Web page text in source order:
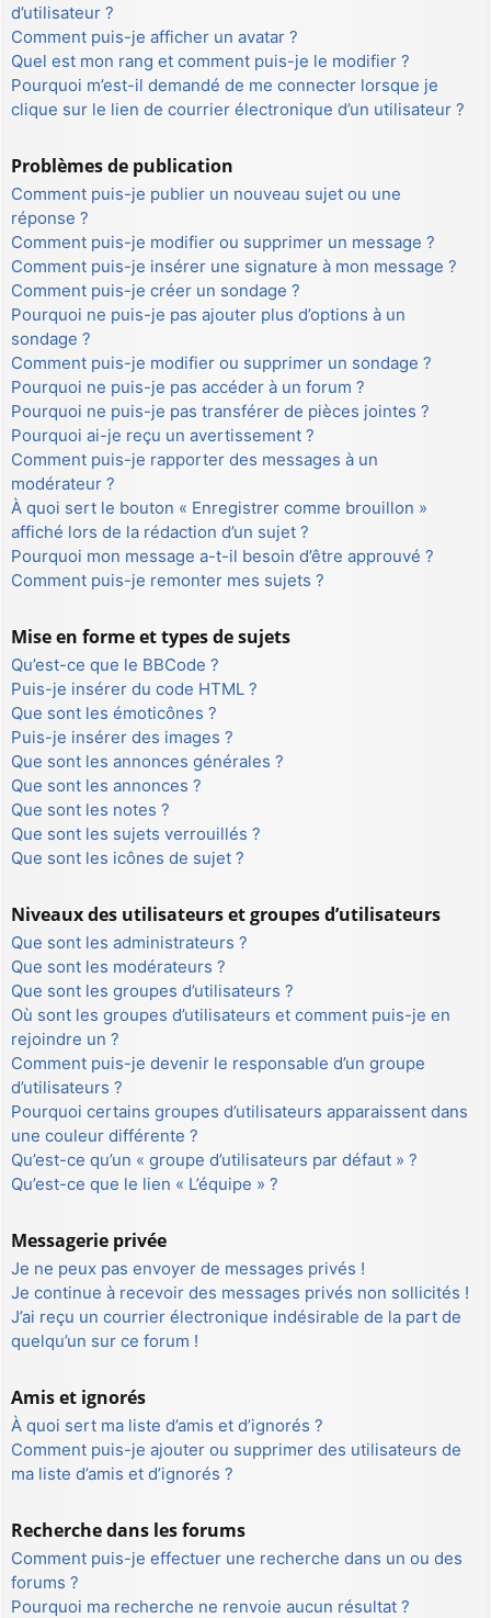
d’utilisateur ?
Comment puis-je afficher un avatar ?
Quel est mon rang et comment puis-je le modifier ?
Pourquoi m’est-il demandé de me connecter lorsque je
clique sur le lien de courrier électronique d’un utilisateur ?
Problèmes de publication
Comment puis-je publier un nouveau sujet ou une
réponse ?
Comment puis-je modifier ou supprimer un message ?
Comment puis-je insérer une signature à mon message ?
Comment puis-je créer un sondage ?
Pourquoi ne puis-je pas ajouter plus d’options à un
sondage ?
Comment puis-je modifier ou supprimer un sondage ?
Pourquoi ne puis-je pas accéder à un forum ?
Pourquoi ne puis-je pas transférer de pièces jointes ?
Pourquoi ai-je reçu un avertissement ?
Comment puis-je rapporter des messages à un
modérateur ?
À quoi sert le bouton « Enregistrer comme brouillon »
affiché lors de la rédaction d’un sujet ?
Pourquoi mon message a-t-il besoin d’être approuvé ?
Comment puis-je remonter mes sujets ?
Mise en forme et types de sujets
Qu’est-ce que le BBCode ?
Puis-je insérer du code HTML ?
Que sont les émoticônes ?
Puis-je insérer des images ?
Que sont les annonces générales ?
Que sont les annonces ?
Que sont les notes ?
Que sont les sujets verrouillés ?
Que sont les icônes de sujet ?
Niveaux des utilisateurs et groupes d’utilisateurs
Que sont les administrateurs ?
Que sont les modérateurs ?
Que sont les groupes d’utilisateurs ?
Où sont les groupes d’utilisateurs et comment puis-je en
rejoindre un ?
Comment puis-je devenir le responsable d’un groupe
d’utilisateurs ?
Pourquoi certains groupes d’utilisateurs apparaissent dans
une couleur différente ?
Qu’est-ce qu’un « groupe d’utilisateurs par défaut » ?
Qu’est-ce que le lien « L’équipe » ?
Messagerie privée
Je ne peux pas envoyer de messages privés !
Je continue à recevoir des messages privés non sollicités !
J’ai reçu un courrier électronique indésirable de la part de
quelqu’un sur ce forum !
Amis et ignorés
À quoi sert ma liste d’amis et d’ignorés ?
Comment puis-je ajouter ou supprimer des utilisateurs de
ma liste d’amis et d’ignorés ?
Recherche dans les forums
Comment puis-je effectuer une recherche dans un ou des
forums ?
Pourquoi ma recherche ne renvoie aucun résultat ?